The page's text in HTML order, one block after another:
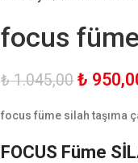
focus
₺1.045,00 ₺
focus füme silah taşıma
FOCUS Füme